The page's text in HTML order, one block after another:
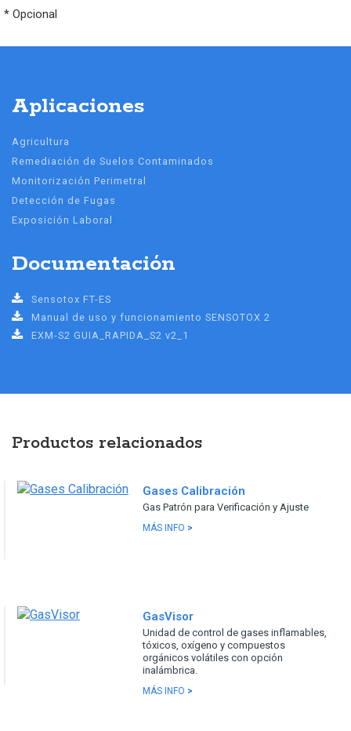
* Opcional
Aplicaciones
Agricultura
Remediación de Suelos Contaminados
Monitorización Perimetral
Detección de Fugas
Exposición Laboral
Documentación
Sensotox FT-ES
Manual de uso y funcionamiento SENSOTOX 2
EXM-S2 GUIA_RAPIDA_S2 v2_1
Productos relacionados
Gases Calibración
Gas Patrón para Verificación y Ajuste
MÁS INFO >
GasVisor
Unidad de control de gases inflamables,
tóxicos, oxígeno y compuestos
orgánicos volátiles con opción
inalámbrica.
MÁS INFO >